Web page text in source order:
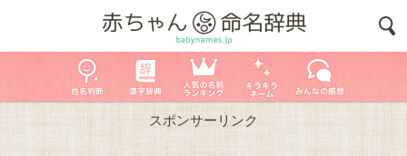
スポンサーリンク